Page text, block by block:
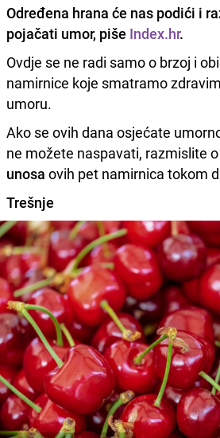
Određena hrana će nas podići i
pojačati umor, piše Index.hr.
Ovdje se ne radi samo o brzoj i
namirnice koje smatramo
umoru.
Ako se ovih dana osjećate
ne možete naspavati, razmislite o
unosa ovih pet namirnica tokom
Trešnje